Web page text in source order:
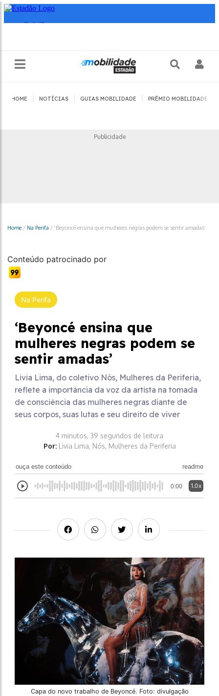
HOME NOTÍCIAS GUIAS MOBILIDADE PRÊMIO MOBILIDADE
Publicidade
Home / Na Perifa / ‘Beyoncé ensina que mulheres negras podem se sentir amadas’
Conteúdo patrocinado por
Na Perifa
‘Beyoncé ensina que
mulheres negras podem se
sentir amadas’
Livia Lima, do coletivo Nós, Mulheres da Periferia,
reflete a importância da voz da artista na tomada
de consciência das mulheres negras diante de
seus corpos, suas lutas e seu direito de viver
4 minutos, 39 segundos de leitura
Por: Livia Lima, Nós, Mulheres da Periferia
ouça este conteúdo readme
0:00 1.0x
Capa do novo trabalho de Beyoncé. Foto: divulgação